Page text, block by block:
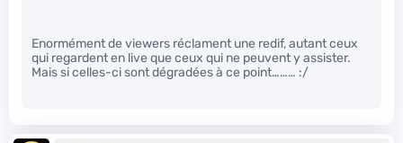
Enormément de viewers réclament une redif, autant ceux
qui regardent en live que ceux qui ne peuvent y assister.
Mais si celles-ci sont dégradées à ce point……… :/